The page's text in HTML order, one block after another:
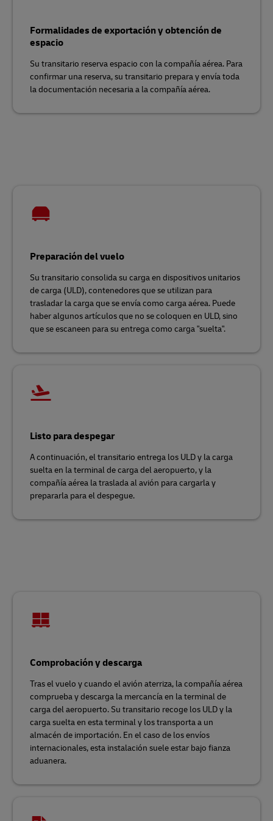
Formalidades de exportación y obtención de
espacio
Su transitario reserva espacio con la compañía aérea. Para
confirmar una reserva, su transitario prepara y envía toda
la documentación necesaria a la compañía aérea.
Preparación del vuelo
Su transitario consolida su carga en dispositivos unitarios
de carga (ULD), contenedores que se utilizan para
trasladar la carga que se envía como carga aérea. Puede
haber algunos artículos que no se coloquen en ULD, sino
que se escaneen para su entrega como carga "suelta".
Listo para despegar
A continuación, el transitario entrega los ULD y la carga
suelta en la terminal de carga del aeropuerto, y la
compañía aérea la traslada al avión para cargarla y
prepararla para el despegue.
Comprobación y descarga
Tras el vuelo y cuando el avión aterriza, la compañía aérea
comprueba y descarga la mercancía en la terminal de
carga del aeropuerto. Su transitario recoge los ULD y la
carga suelta en esta terminal y los transporta a un
almacén de importación. En el caso de los envíos
internacionales, esta instalación suele estar bajo fianza
aduanera.